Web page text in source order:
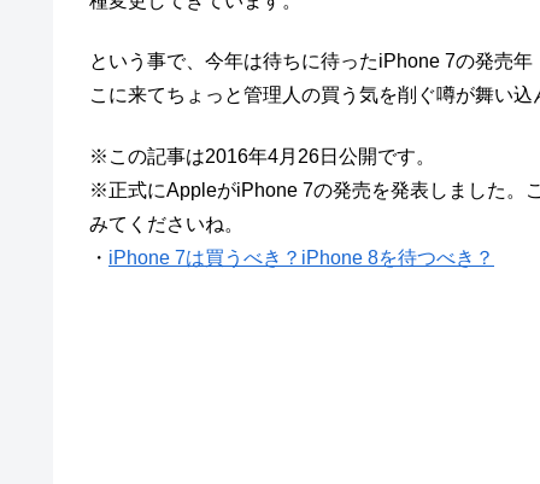
という事で、今年は待ちに待ったiPhone 7の発売
こに来てちょっと管理人の買う気を削ぐ噂が舞い込
※この記事は2016年4月26日公開です。
※正式にAppleがiPhone 7の発売を発表しました。
みてくださいね。
・ iPhone 7は買うべき？iPhone 8を待つべき？